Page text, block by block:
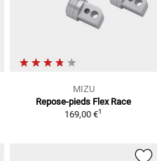
MIZU
Repose-pieds Flex Race
169,00 €1